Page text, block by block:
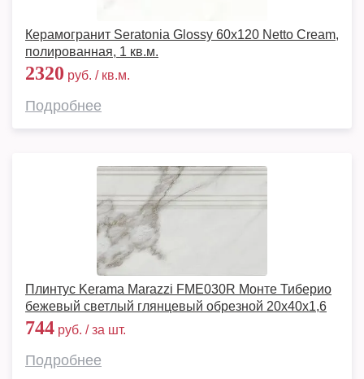
Керамогранит Seratonia Glossy 60х120 Netto Cream,
полированная, 1 кв.м.
2320 руб. / кв.м.
Подробнее
Плинтус Kerama Marazzi FME030R Монте Тиберио
бежевый светлый глянцевый обрезной 20x40x1,6
744 руб. / за шт.
Подробнее